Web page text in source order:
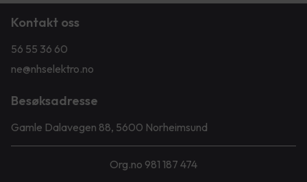
Kontakt oss
56 55 36 60
ne@nhselektro.no
Besøksadresse
Gamle Dalavegen 88, 5600 Norheimsund
Org.no 981 187 474